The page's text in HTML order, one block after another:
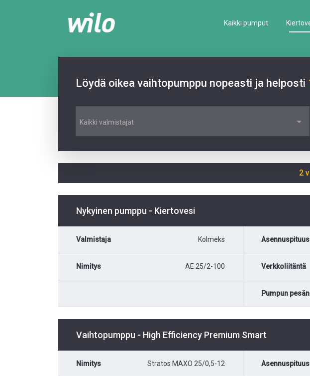
Kaikki pumput
Löydä oikea vaihtopumppu nopeasti ja helposti
Kaikki valmistajat
2
Nykyinen pumppu - Kiertovesi
Valmistaja Kolmeks
Nimitys AE 25/2-100
Asennuspituus
Verkkoliitäntä
Pumpun
Vaihtopumppu - High Efficiency Premium Smart
Nimitys Stratos MAXO 25/0,5-12 Asennuspituus